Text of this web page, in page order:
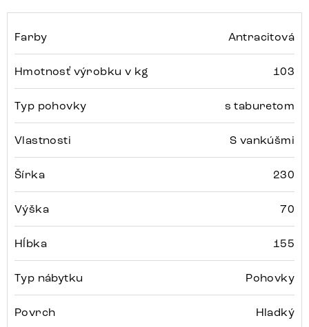
Farby Antracitová
Hmotnosť výrobku v kg 103
Typ pohovky s taburetom
Vlastnosti S vankúšmi
Šírka 230
Výška 70
Hĺbka 155
Typ nábytku Pohovky
Povrch Hladký